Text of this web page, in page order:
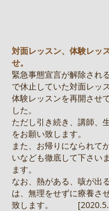
対面レッスン、体験レッ
せ。
緊急事態宣言が解除され
で休止していた対面レッス
体験レッスンを再開させ
した。
ただし引き続き、講師、
をお願い致します。
また、お帰りになられて
いなども徹底して下さい
ます。
なお、熱がある、咳が出
は、無理をせずに療養さ
致します。